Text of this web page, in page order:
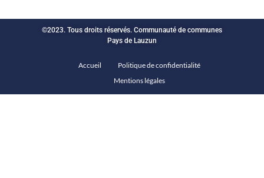
©2023. Tous droits réservés. Communauté de communes
Pays de Lauzun
Accueil
Politique de confidentialité
Mentions légales